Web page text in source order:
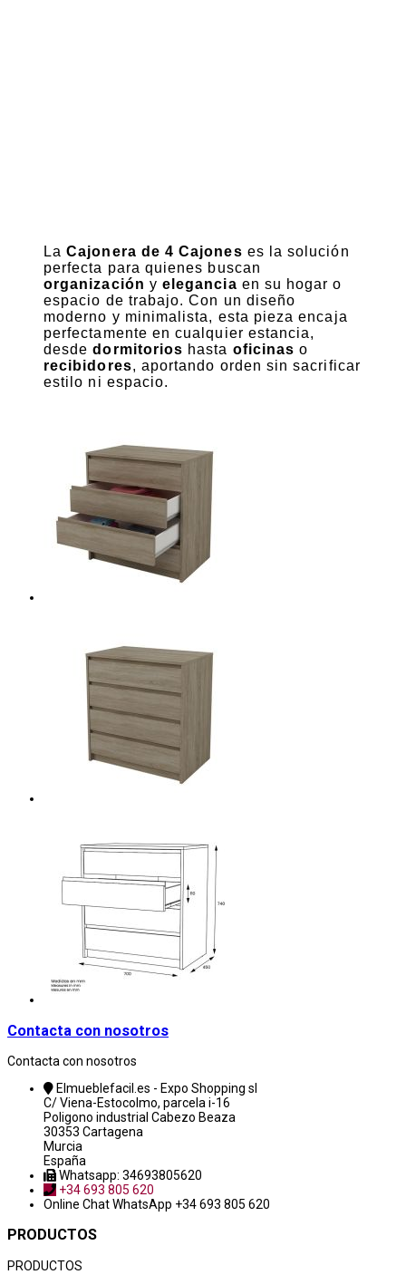
LaCajonera de 4 Cajones es la solución
perfecta para quienes buscan
organización yelegancia en su hogar o
espacio de trabajo. Con un diseño
moderno y minimalista, esta pieza encaja
perfectamente en cualquier estancia,
desdedormitorios hasta oficinas o
recibidores, aportando orden sin sacrificar
estilo ni espacio.
Contacta con nosotros
Contacta con nosotros
Elmueblefacil.es - Expo Shopping sl
C/ Viena-Estocolmo, parcela i-16
Poligono industrial Cabezo Beaza
30353 Cartagena
Murcia
España
Whatsapp: 34693805620
+34 693 805 620
Online ChatWhatsApp +34 693 805 620
PRODUCTOS
PRODUCTOS